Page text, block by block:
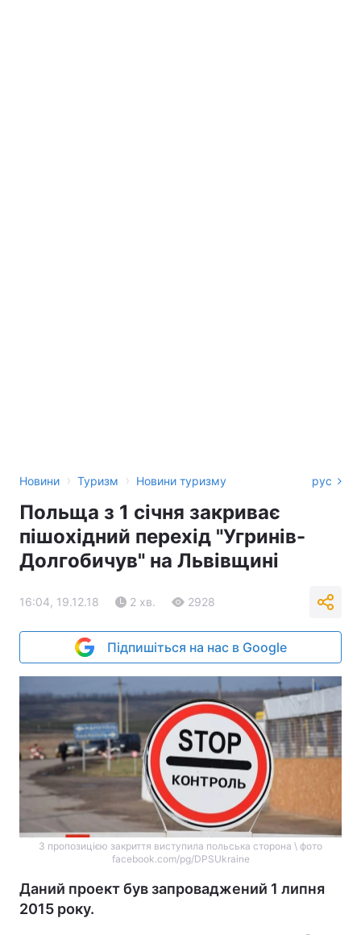
Новини › Туризм › Новини туризму рус
Польща з 1 січня закриває
пішохідний перехід "Угринів-
Долгобичув" на Львівщині
16:04, 19.12.18 2 хв. 2928
Підпишіться на нас в Google
З пропозицією закриття виступила польська сторона \ фото
facebook.com/pg/DPSUkraine
Даний проект був запроваджений 1 липня
2015 року.